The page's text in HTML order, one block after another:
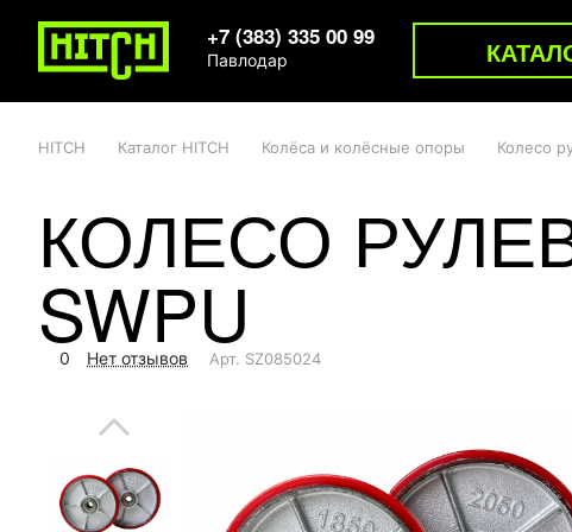
+7 (383) 335 00 99
Павлодар
HITCH Каталог HITCH Колёса и колёсные опоры Колесо
КОЛЕСО
SWPU
0 Нет отзывов Арт. SZ085024